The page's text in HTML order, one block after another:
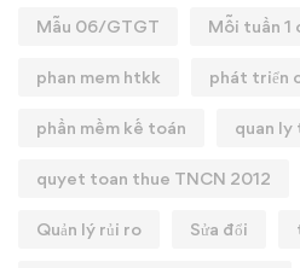
Mẫu 06/GTGT Mỗi tuần 1
phan mem htkk phát triển
phần mềm kế toán quan ly
quyet toan thue TNCN 2012
Quản lý rủi ro Sửa đổi